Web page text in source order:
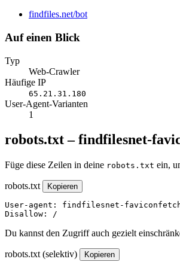
Website
findfiles.net/bot
Auf einen Blick
Typ
Web-Crawler
Häufige IP
65.21.31.180
User-Agent-Varianten
1
robots.txt – findfilesnet-
Füge diese Zeilen in deine robots.txt ein,
robots.txt Kopieren
User-agent: findfilesnet-
Disallow: /
Du kannst den Zugriff auch gezielt
robots.txt (selektiv) Kopieren